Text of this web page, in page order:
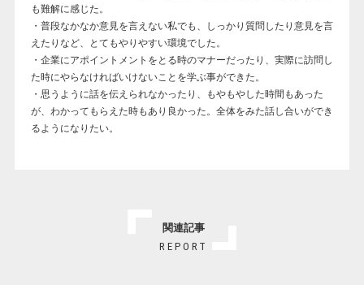
も難解に感じた。
・普段なかなか意見を言えない私でも、しっかり質問したり意見を言
えたりなど、とてもやりやすい環境でした。
・企業にアポイントメントをとる時のマナーだったり、実際に訪問し
た時にやらなければいけないことを学ぶ事ができた。
・思うように話を伝えられなかったり、もやもやした時間もあった
が、わかってもらえた時もあり良かった。全体をみた話し合いができ
るようになりたい。
関連記事
REPORT